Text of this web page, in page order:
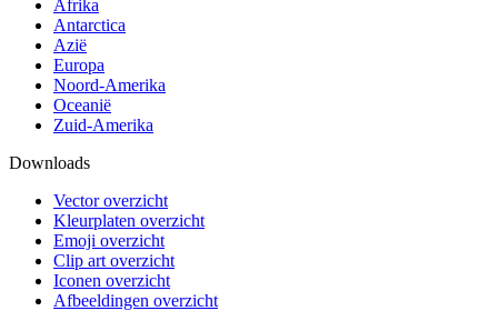
Afrika
Antarctica
Azië
Europa
Noord-Amerika
Oceanië
Zuid-Amerika
Downloads
Vector overzicht
Kleurplaten overzicht
Emoji overzicht
Clip art overzicht
Iconen overzicht
Afbeeldingen overzicht